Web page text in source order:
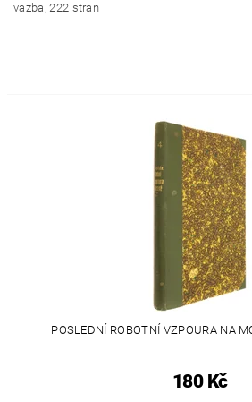
vazba, 222 stran
POSLEDNÍ ROBOTNÍ VZPOURA NA
180 Kč